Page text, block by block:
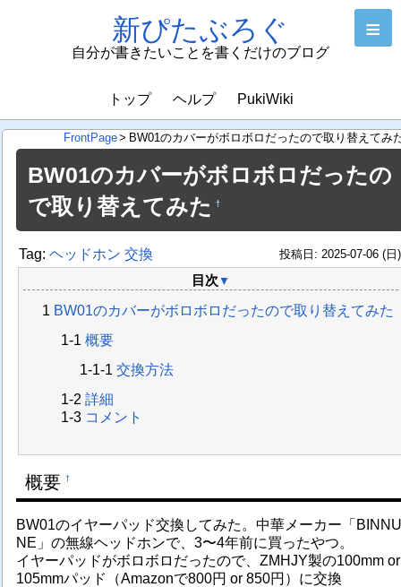
新ぴたぶろぐ
自分が書きたいことを書くだけのブログ
≡
トップ ヘルプ PukiWiki
FrontPage> BW01のカバーがボロボロだったので取り替えてみ
BW01のカバーがボロボロだったの
で取り替えてみた
†
Tag:ヘッドホン 交換 投稿日: 2025-07-06 (日)
目次 ▼
BW01のカバーがボロボロだったので取り替えてみた
概要
交換方法
詳細
コメント
概要 †
BW01のイヤーパッド交換してみた。中華メーカー「
NE」の無線ヘッドホンで、3〜4年前に買ったやつ。
イヤーパッドがボロボロだったので、ZMHJY製の100mm or
105mmパッド（Amazonで800円 or 850円）に交換